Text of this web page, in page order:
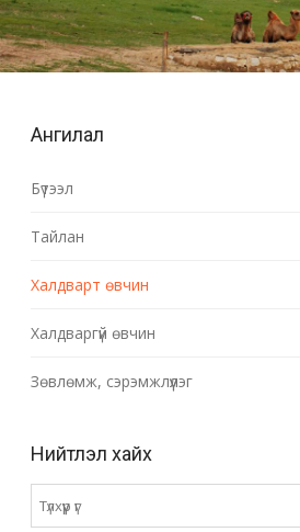
Ангилал
Бүтээл
Тайлан
Халдварт өвчин
Халдваргүй өвчин
Зөвлөмж, сэрэмжлүүлэг
Нийтлэл хайх